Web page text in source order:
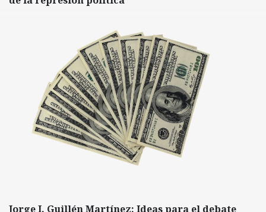
Jorge I. Guillén Martínez: Ideas para el debate